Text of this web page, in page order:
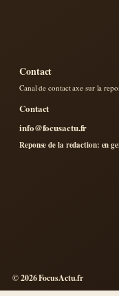
Contact
Canal de contact axe sur la
Contact
info@focusactu.fr
Reponse de la redaction: en
© 2026 FocusActu.fr